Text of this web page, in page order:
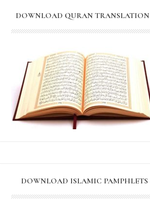
DOWNLOAD QURAN
DOWNLOAD ISLAMIC PAMPHLETS